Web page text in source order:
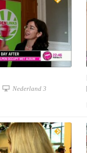
Nederland 3